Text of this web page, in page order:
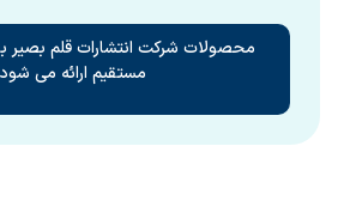
محصولات شرکت انتشارات قلم بصیر
مستقیم ارائه می